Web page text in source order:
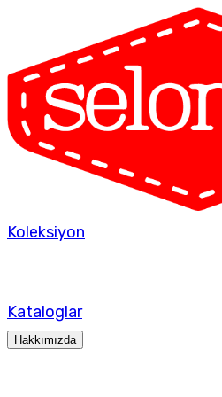
Koleksiyon
Kataloglar
Hakkımızda